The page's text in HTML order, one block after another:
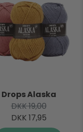
Drops Alaska
DKK 19,00
DKK 17,95